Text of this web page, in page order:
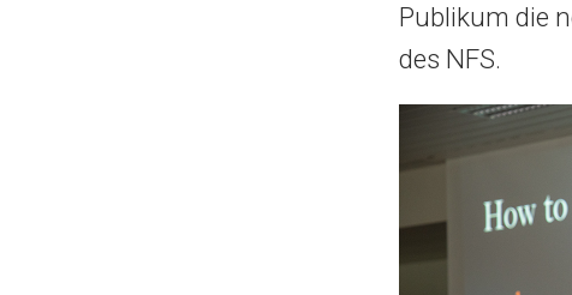
Publikum die
des NFS.